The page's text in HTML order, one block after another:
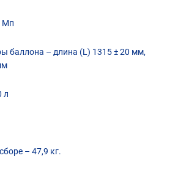
Мп
баллона – длина (L) 1315 ± 20 мм,
л
– 47,9 кг.